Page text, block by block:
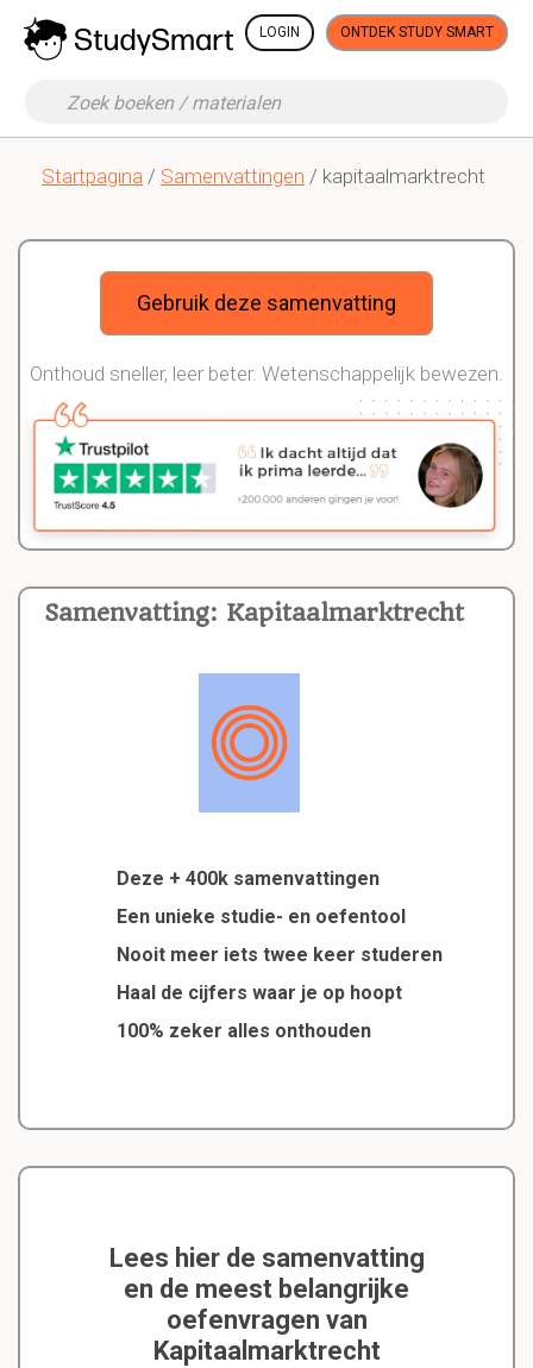
LOGIN ONTDEK STUDY SMART
Startpagina / Samenvattingen / kapitaalmarktrecht
Samenvatting: Kapitaalmarktrecht
Deze + 400k samenvattingen
Een unieke studie- en oefentool
Nooit meer iets twee keer studeren
Haal de cijfers waar je op hoopt
100% zeker alles onthouden
Gebruik deze samenvatting
Onthoud sneller, leer beter. Wetenschappelijk bewezen.
Lees hier de samenvatting
en de meest belangrijke
oefenvragen van
Kapitaalmarktrecht